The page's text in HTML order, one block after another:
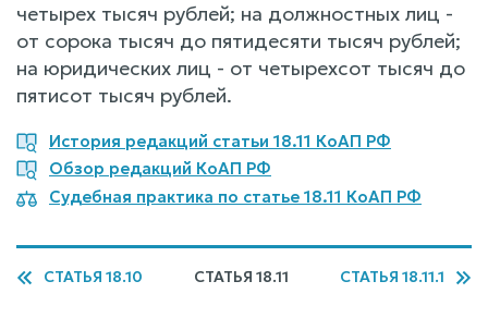
четырех тысяч рублей; на должностных лиц -
от сорока тысяч до пятидесяти тысяч рублей;
на юридических лиц - от четырехсот тысяч до
пятисот тысяч рублей.
История редакций статьи 18.11 КоАП РФ
Обзор редакций КоАП РФ
Судебная практика по статье 18.11 КоАП РФ
СТАТЬЯ 18.10 СТАТЬЯ 18.11 СТАТЬЯ 18.11.1